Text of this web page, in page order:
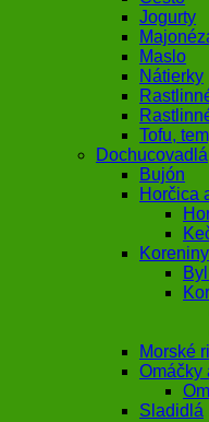
Jogurty
Maslo
Nátierky
Tofu,
Dochucovadlá
Bujón
Horčica
Koreniny
Morské
Omáčky
Sladidlá